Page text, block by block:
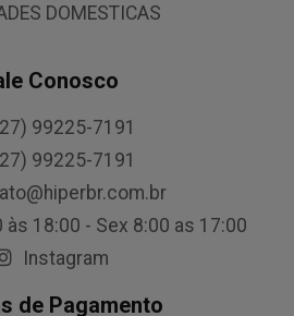
DOMESTICAS
Conosco
99225-7191
99225-7191
às 18:00 - Sex 8:00 as 17:00
Instagram
de Pagamento